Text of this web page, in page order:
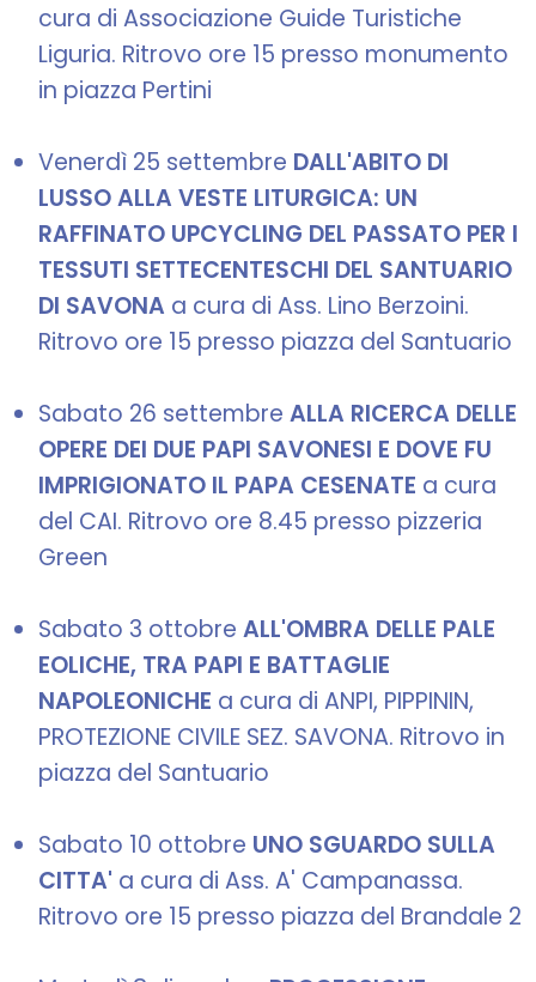
cura di Associazione Guide Turistiche
Liguria. Ritrovo ore 15 presso monumento
in piazza Pertini
Venerdì 25 settembre DALL'ABITO DI
LUSSO ALLA VESTE LITURGICA: UN
RAFFINATO UPCYCLING DEL PASSATO PER I
TESSUTI SETTECENTESCHI DEL SANTUARIO
DI SAVONA a cura di Ass. Lino Berzoini.
Ritrovo ore 15 presso piazza del Santuario
Sabato 26 settembre ALLA RICERCA DELLE
OPERE DEI DUE PAPI SAVONESI E DOVE FU
IMPRIGIONATO IL PAPA CESENATE a cura
del CAI. Ritrovo ore 8.45 presso pizzeria
Green
Sabato 3 ottobre ALL'OMBRA DELLE PALE
EOLICHE, TRA PAPI E BATTAGLIE
NAPOLEONICHE a cura di ANPI, PIPPININ,
PROTEZIONE CIVILE SEZ. SAVONA. Ritrovo in
piazza del Santuario
Sabato 10 ottobre UNO SGUARDO SULLA
CITTA' a cura di Ass. A' Campanassa.
Ritrovo ore 15 presso piazza del Brandale 2